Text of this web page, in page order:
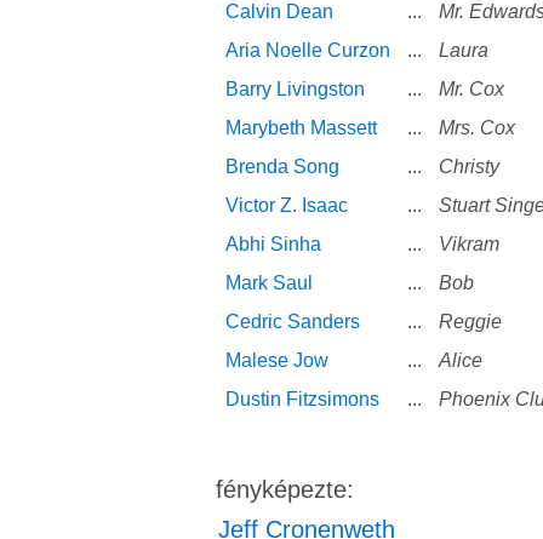
Calvin Dean
...
Mr.
Aria Noelle Curzon
...
Laura
Barry Livingston
...
Mr. Cox
Marybeth Massett
...
Mrs. Cox
Brenda Song
...
Christy
Victor Z. Isaac
...
Stuart
Abhi Sinha
...
Vikram
Mark Saul
...
Bob
Cedric Sanders
...
Reggie
Malese Jow
...
Alice
Dustin Fitzsimons
... Phoenix
fényképezte:
Jeff Cronenweth